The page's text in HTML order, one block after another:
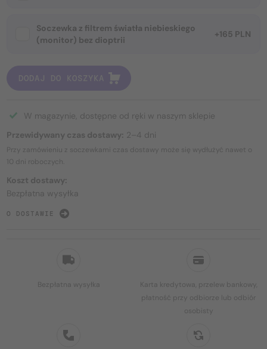
Bezpłatna wysyłka
Karta kredytowa, przelew bankowy,
płatność przy odbiorze lub odbiór
osobisty
Soczewka z filtrem światła niebieskiego
(monitor) bez dioptrii
+165 PLN
DODAJ DO KOSZYKA
W magazynie, dostępne od ręki w naszym sklepie
Przewidywany czas dostawy: 2–4 dni
Przy zamówieniu z soczewkami czas dostawy może się wydłużyć nawet o
10 dni roboczych.
Koszt dostawy:
Bezpłatna wysyłka
O DOSTAWIE